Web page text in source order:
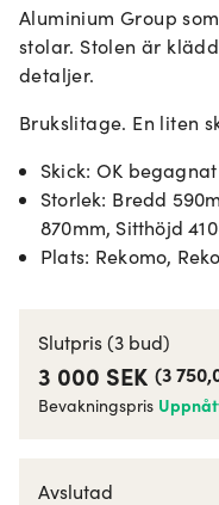
Aluminium Group
stolar. Stolen är
detaljer.
Brukslitage. En liten
Skick: OK begagnat
Storlek: Bredd
870mm, Sitthöjd
Plats: Rekomo,
Slutpris(3 bud)
3 000 SEK (3
Bevakningspris
Avslutad